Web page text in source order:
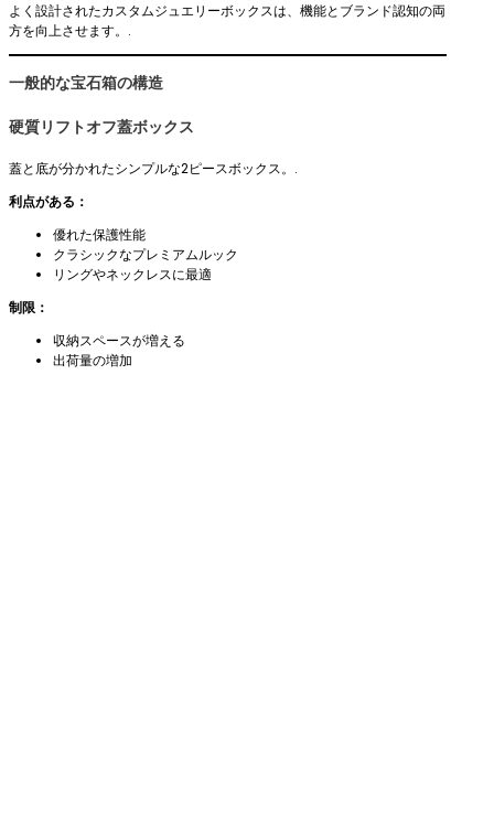
よく設計されたカスタムジュエリーボックスは、機能とブランド認知の両
方を向上させます。.
一般的な宝石箱の構造
硬質リフトオフ蓋ボックス
蓋と底が分かれたシンプルな2ピースボックス。.
利点がある：
優れた保護性能
クラシックなプレミアムルック
リングやネックレスに最適
制限：
収納スペースが増える
出荷量の増加